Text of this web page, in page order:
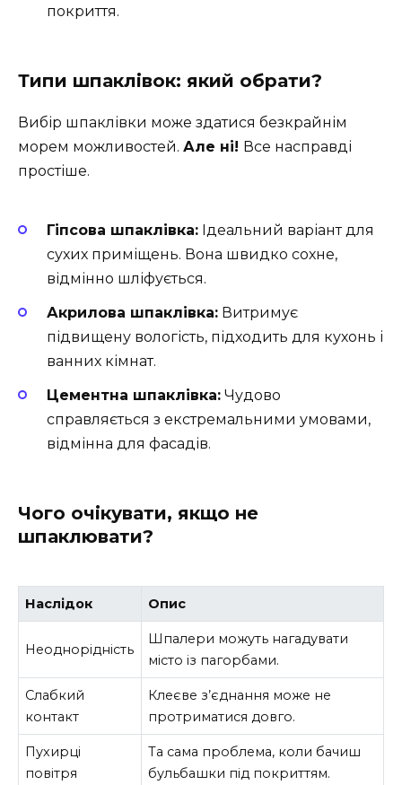
покриття.
Типи шпаклівок: який обрати?
Вибір шпаклівки може здатися безкрайнім
морем можливостей. Але ні! Все насправді
простіше.
Гіпсова шпаклівка: Ідеальний варіант для
сухих приміщень. Вона швидко сохне,
відмінно шліфується.
Акрилова шпаклівка: Витримує
підвищену вологість, підходить для кухонь і
ванних кімнат.
Цементна шпаклівка: Чудово
справляється з екстремальними умовами,
відмінна для фасадів.
Чого очікувати, якщо не
шпаклювати?
Наслідок Опис
Неоднорідність
Шпалери можуть нагадувати
місто із пагорбами.
Слабкий
контакт
Клеєве з’єднання може не
протриматися довго.
Пухирці
повітря
Та сама проблема, коли бачиш
бульбашки під покриттям.